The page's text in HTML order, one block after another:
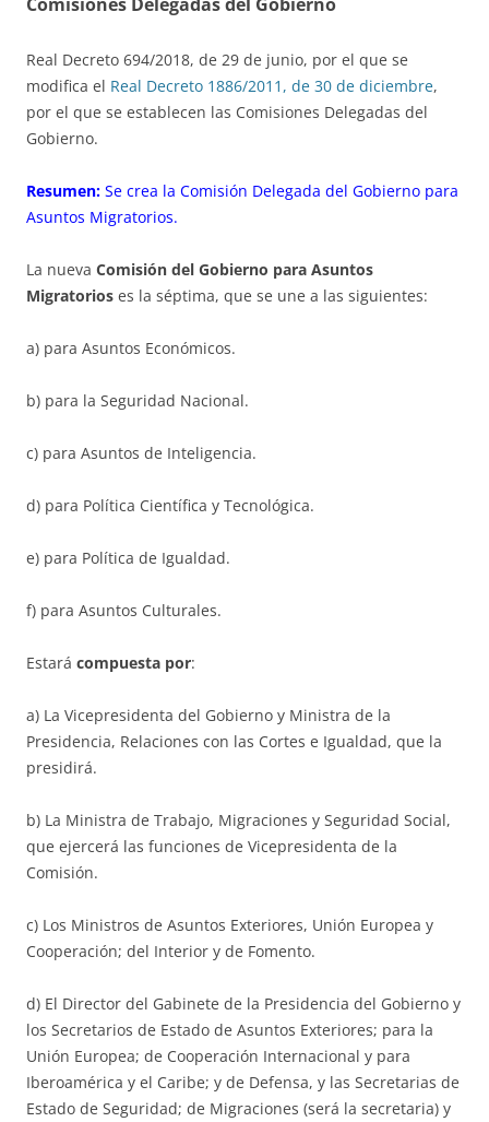
Real Decreto 694/2018, de 29 de junio, por el que se
modifica el Real Decreto 1886/2011, de 30 de diciembre,
por el que se establecen las Comisiones Delegadas del
Gobierno.
Resumen: Se crea la Comisión Delegada del Gobierno para
Asuntos Migratorios.
La nueva Comisión del Gobierno para Asuntos
Migratorios es la séptima, que se une a las siguientes:
a) para Asuntos Económicos.
b) para la Seguridad Nacional.
c) para Asuntos de Inteligencia.
d) para Política Científica y Tecnológica.
e) para Política de Igualdad.
f) para Asuntos Culturales.
Estará compuesta por:
a) La Vicepresidenta del Gobierno y Ministra de la
Presidencia, Relaciones con las Cortes e Igualdad, que la
presidirá.
b) La Ministra de Trabajo, Migraciones y Seguridad Social,
que ejercerá las funciones de Vicepresidenta de la
Comisión.
c) Los Ministros de Asuntos Exteriores, Unión Europea y
Cooperación; del Interior y de Fomento.
d) El Director del Gabinete de la Presidencia del Gobierno y
los Secretarios de Estado de Asuntos Exteriores; para la
Unión Europea; de Cooperación Internacional y para
Iberoamérica y el Caribe; y de Defensa, y las Secretarias de
Estado de Seguridad; de Migraciones (será la secretaria) y